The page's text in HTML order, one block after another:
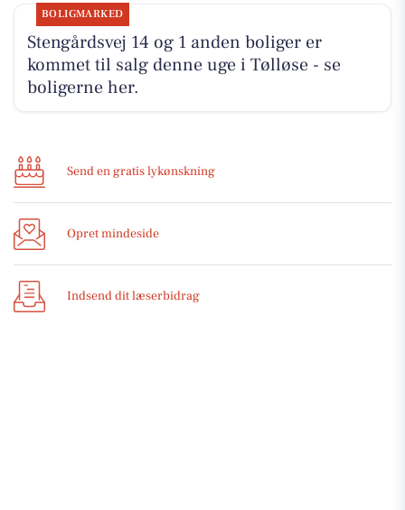
BOLIGMARKED
Stengårdsvej 14 og 1 anden boliger er
kommet til salg denne uge i Tølløse - se
boligerne her.
Send en gratis lykønskning
Opret mindeside
Indsend dit læserbidrag